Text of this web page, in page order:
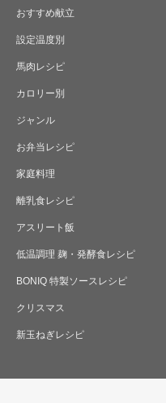
おすすめ献立
設定温度別
馬肉レシピ
カロリー別
ジャンル
お弁当レシピ
家庭料理
離乳食レシピ
アスリート飯
低温調理 麹・発酵食レシピ
BONIQ 特製ソースレシピ
クリスマス
新玉ねぎレシピ